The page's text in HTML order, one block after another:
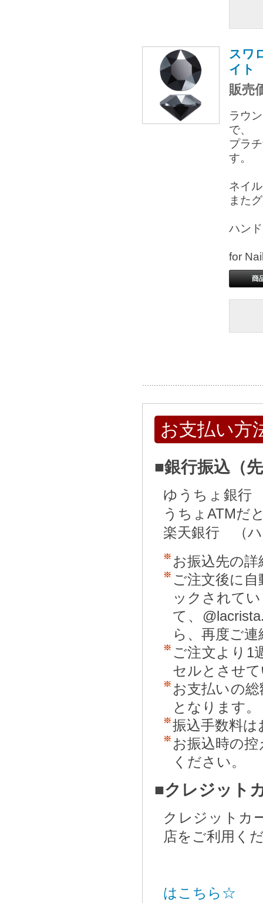
スワ
イト
販売
ラウ
で、
プラ
す。
ネイ
また
ハン
for
お支払い方
■銀行振込（
ゆうちょ銀行
うちょATMだ
楽天銀行 （ハ
お振込先の
ご注文後に
ックされて
て、
ら、再度ご
ご注文より1
セルとさせ
お支払いの
となります。
振込手数料
お振込時の
ください。
■クレジット
クレジットカ
店をご利用く
はこちら☆